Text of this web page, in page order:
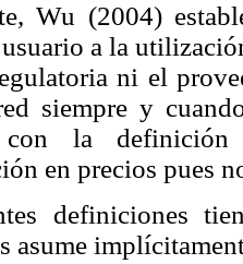
Wu (2004)
a la
ni el
siempre y
con la
en precios pues
definiciones
asume